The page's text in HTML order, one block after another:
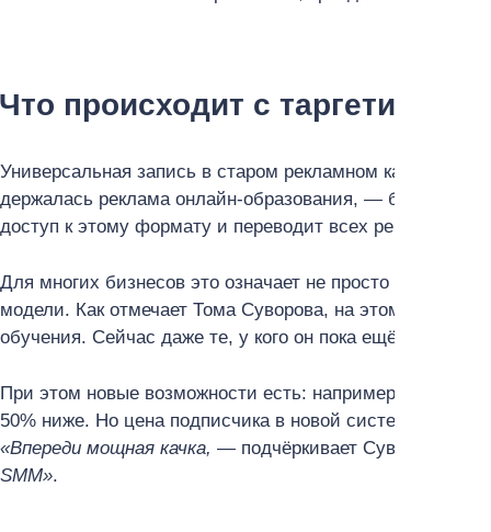
Что происходит с
Универсальная запись в старом рекламном кабинете
держалась реклама онлайн-образования, — больше не
доступ к этому формату и переводит всех
Для многих бизнесов это означает не просто смену
модели. Как отмечает Тома Суворова, на этом
обучения. Сейчас даже те, у кого он пока ещё активен,
При этом новые возможности есть: например, реклама
50% ниже. Но цена подписчика в новой системе
«Впереди мощная качка, — подчёркивает Суворова, —
SMM».